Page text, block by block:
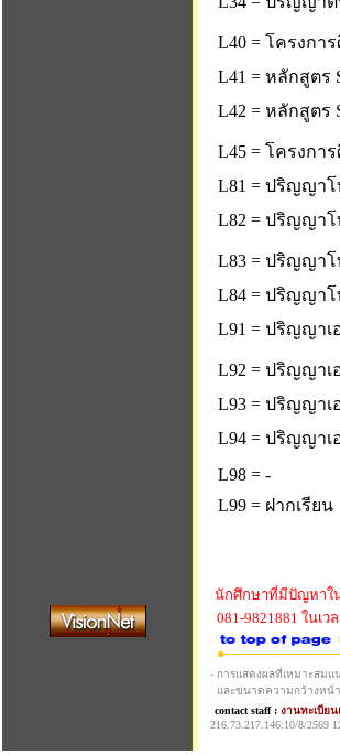
L40 = โครงกา
L41 = หลักสูตร
L42 = หลักสูตร
L45 = โครงกา
L81 = ปริญญา
L82 = ปริญญาโ
L83 = ปริญญาโ
L84 = ปริญญาโ
L91 = ปริญญาเ
L92 = ปริญญาเ
L93 = ปริญญาเ
L94 = ปริญญาเ
L98 = -
L99 = ฝากเรียน
นักศึกษาที่มีปัญหาใ
081-9821881 ในเว
- การแสดงผลที่เหมาะสมแนะ
และขนาดความกว้างหน้าจอ
contact staff : งานทะเบีย
216.73.217.146:10/8/2569